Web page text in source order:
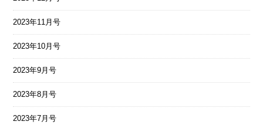
2023年11月号
2023年10月号
2023年9月号
2023年8月号
2023年7月号